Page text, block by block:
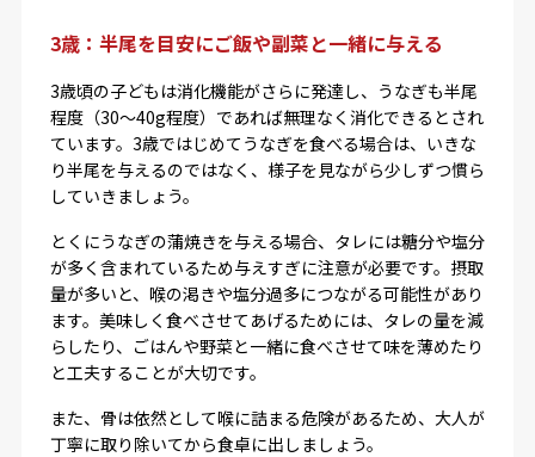
3歳：半尾を目安にご飯や副菜と一緒に与える
3歳頃の子どもは消化機能がさらに発達し、うなぎも半尾
程度（30〜40g程度）であれば無理なく消化できるとされ
ています。3歳ではじめてうなぎを食べる場合は、いきな
り半尾を与えるのではなく、様子を見ながら少しずつ慣ら
していきましょう。
とくにうなぎの蒲焼きを与える場合、タレには糖分や塩分
が多く含まれているため与えすぎに注意が必要です。摂取
量が多いと、喉の渇きや塩分過多につながる可能性があり
ます。美味しく食べさせてあげるためには、タレの量を減
らしたり、ごはんや野菜と一緒に食べさせて味を薄めたり
と工夫することが大切です。
また、骨は依然として喉に詰まる危険があるため、大人が
丁寧に取り除いてから食卓に出しましょう。